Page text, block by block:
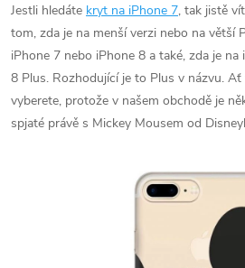
Jestli hledáte kryt na iPhone 7, tak jistě
tom, zda je na menší verzi nebo na větší
iPhone 7 nebo iPhone 8 a také, zda je
8 Plus. Rozhodující je to Plus v názvu.
vyberete, protože v našem obchodě je
spjaté právě s Mickey Mousem od